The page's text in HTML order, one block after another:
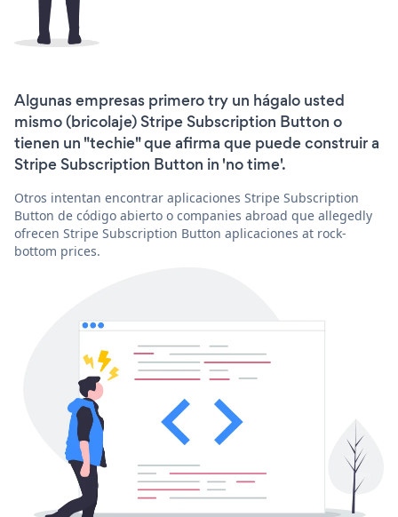
Algunas empresas primero try un hágalo usted
mismo (bricolaje) Stripe Subscription Button o
tienen un "techie" que afirma que puede construir a
Stripe Subscription Button in 'no time'.
Otros intentan encontrar aplicaciones Stripe Subscription
Button de código abierto o companies abroad que allegedly
ofrecen Stripe Subscription Button aplicaciones at rock-
bottom prices.